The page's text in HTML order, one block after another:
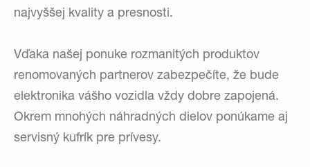
najvyššej kvality a presnosti.
Vďaka našej ponuke rozmanitých produktov
renomovaných partnerov zabezpečíte, že bude
elektronika vášho vozidla vždy dobre zapojená.
Okrem mnohých náhradných dielov ponúkame aj
servisný kufrík pre prívesy.